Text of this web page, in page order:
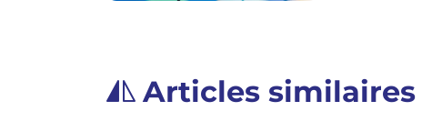
Articles similaires